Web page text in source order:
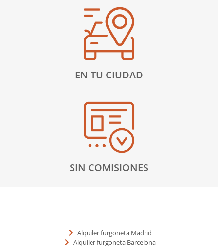
EN TU CIUDAD
SIN COMISIONES
Alquiler furgoneta Madrid
Alquiler furgoneta Barcelona